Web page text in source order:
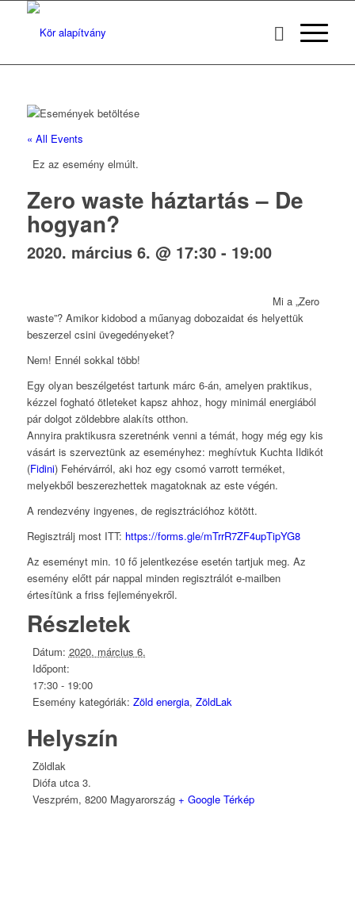
« All Events
Ez az esemény elmúlt.
Zero waste háztartás – De
hogyan?
2020. március 6. @ 17:30- 19:00
Mi a „Zero
waste”? Amikor kidobod a műanyag dobozaidat és helyettük
beszerzel csini üvegedényeket?
Nem! Ennél sokkal több!
Egy olyan beszélgetést tartunk márc 6-án, amelyen praktikus,
kézzel fogható ötleteket kapsz ahhoz, hogy minimál energiából
pár dolgot zöldebbre alakíts otthon.
Annyira praktikusra szeretnénk venni a témát, hogy még egy kis
vásárt is szerveztünk az eseményhez: meghívtuk Kuchta Ildikót
(Fidini) Fehérvárról, aki hoz egy csomó varrott terméket,
melyekből beszerezhettek magatoknak az este végén.
A rendezvény ingyenes, de regisztrációhoz kötött.
Regisztrálj most ITT: https://forms.gle/mTrrR7ZF4upTipYG8
Az eseményt min. 10 fő jelentkezése esetén tartjuk meg. Az
esemény előtt pár nappal minden regisztrálót e-mailben
értesítünk a friss fejleményekről.
Részletek
Dátum: 2020. március 6.
Időpont:
17:30 - 19:00
Esemény kategóriák: Zöld energia, ZöldLak
Helyszín
Zöldlak
Diófa utca 3.
Veszprém, 8200 Magyarország + Google Térkép